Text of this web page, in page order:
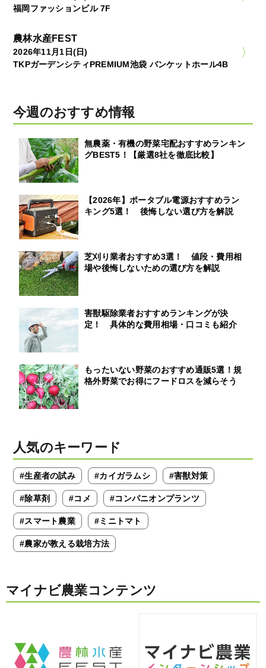
福岡ファッションビル 7F
農林水産FEST
2026年11月1日(日)
TKPガーデンシティPREMIUM池袋 バンケットホール4B
今週のおすすめ情報
無農薬・有機の野菜宅配おすすめランキン
グBEST5！【厳選8社を徹底比較】
【2026年】ポータブル電源おすすめラン
キング5選！ 後悔しない選び方を解説
芝刈り業者おすすめ3選！ 値段・費用相
場や後悔しないための選び方を解説
害獣駆除業者おすすめランキングが決
定！ 具体的な費用相場・口コミも紹介
もったいない野菜のおすすめ通販5選！規
格外野菜でお得にフードロスを減らそう
人気のキーワード
#生産者の試み #カイガラムシ #害獣対策
#除草剤 #コメ #コンパニオンプランツ
#スマート農業 #ミニトマト
#農家が教える栽培方法
マイナビ農業コンテンツ